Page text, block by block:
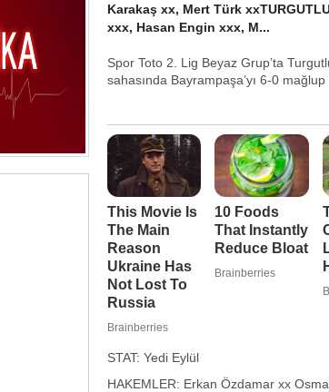
Karakaş xx, Mert Türk
xxx, Hasan Engin xxx, M...
Spor Toto 2. Lig Beyaz Grup’ta
sahasında Bayrampaşa’yı 6-0 mağlup
STAT: Yedi Eylül
HAKEMLER: Erkan Özdamar xx